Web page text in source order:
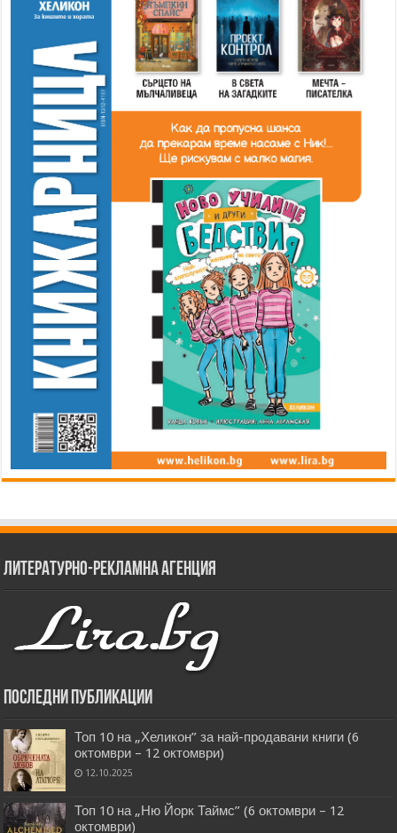
Литературно-рекламна агенция
Последни публикации
Топ 10 на „Хеликон” за най-продавани книги (6
октомври – 12 октомври)
12.10.2025
Топ 10 на „Ню Йорк Таймс” (6 октомври – 12
октомври)